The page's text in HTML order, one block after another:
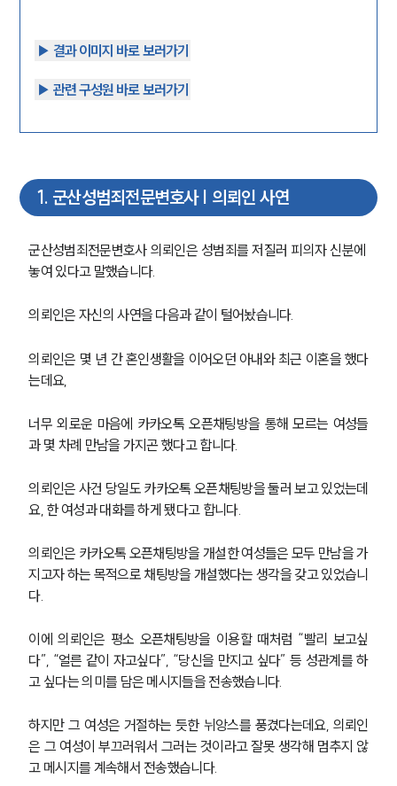
▶︎ 결과 이미지 바로 보러가기
▶︎ 관련 구성원 바로 보러가기
1. 군산성범죄전문변호사 | 의뢰인 사연
군산성범죄전문변호사 의뢰인은 성범죄를 저질러 피의자 신분에
놓여 있다고 말했습니다.
의뢰인은 자신의 사연을 다음과 같이 털어놨습니다.
의뢰인은 몇 년 간 혼인생활을 이어오던 아내와 최근 이혼을 했다
는데요,
너무 외로운 마음에 카카오톡 오픈채팅방을 통해 모르는 여성들
과 몇 차례 만남을 가지곤 했다고 합니다.
의뢰인은 사건 당일도 카카오톡 오픈채팅방을 둘러 보고 있었는데
요, 한 여성과 대화를 하게 됐다고 합니다.
의뢰인은 카카오톡 오픈채팅방을 개설한 여성들은 모두 만남을 가
지고자 하는 목적으로 채팅방을 개설했다는 생각을 갖고 있었습니
다.
이에 의뢰인은 평소 오픈채팅방을 이용할 때처럼 “빨리 보고싶
다”, “얼른 같이 자고싶다”, “당신을 만지고 싶다” 등 성관계를 하
고 싶다는 의미를 담은 메시지들을 전송했습니다.
하지만 그 여성은 거절하는 듯한 뉘앙스를 풍겼다는데요, 의뢰인
은 그 여성이 부끄러워서 그러는 것이라고 잘못 생각해 멈추지 않
고 메시지를 계속해서 전송했습니다.